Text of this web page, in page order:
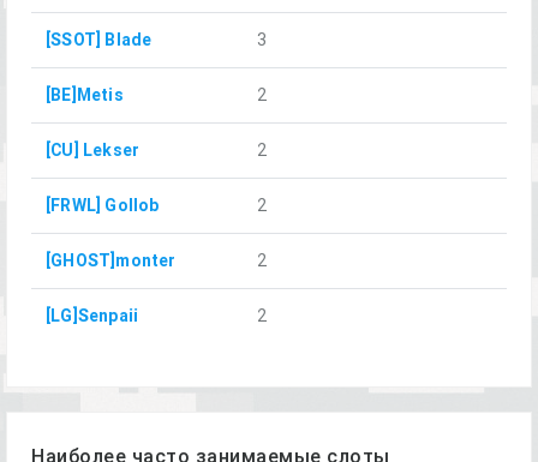
[SSOT] Blade 3
[BE]Metis 2
[CU] Lekser 2
[FRWL] Gollob 2
[GHOST]monter 2
[LG]Senpaii 2
Наиболее часто занимаемые слоты